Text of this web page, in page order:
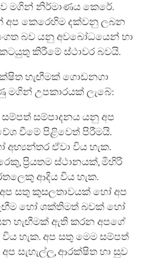
මගින් නිර්මාණය කෙරේ.
අප කෙරෙහිම දක්වනු ලබන
බව යනු අවබෝධයෙන් හා
කිරීමේ ස්ථාවර බවයි.
හැඟීමක් ගොඩනගා
උපකාරයක් ලැබේ:
සම්පාදනය යනු අප
වීමේ පිළිවෙත් පිරීමයි.
අභ්‍යන්තර ඒවා විය හැක.
ප්‍රියතම ස්ථානයක්, මිහිරි
ආදිය විය හැක.
සතු කුසලතාවයක් හෝ අප
හෝ ශක්තිමත් බවක් හෝ
හැඟීමක් ඇති කරන අපගේ
හැක. අප සතු මෙම සම්පත්
සැහැල්ලු, ආරක්ෂිත හා සුව